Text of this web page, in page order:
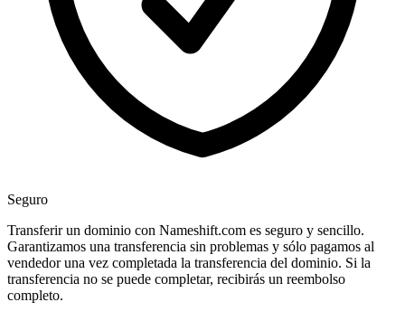
Seguro
Transferir un dominio con Nameshift.com es seguro y sencillo.
Garantizamos una transferencia sin problemas y sólo pagamos al
vendedor una vez completada la transferencia del dominio. Si la
transferencia no se puede completar, recibirás un reembolso
completo.